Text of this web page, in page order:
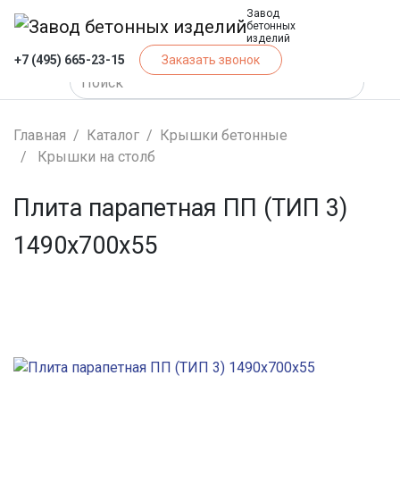
Завод
бетонных
изделий
+7 (495) 665-23-15 Заказать звонок
Главная Каталог
Крышки бетонные
Крышки на столб
Плита парапетная ПП (ТИП 3)
1490x700x55